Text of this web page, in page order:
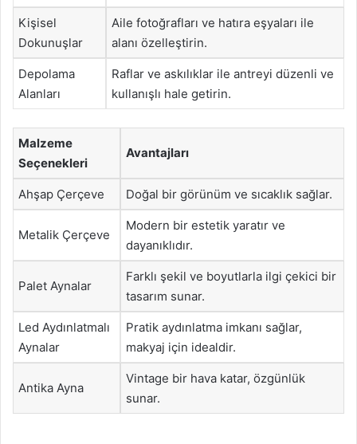
Kişisel
Dokunuşlar
Aile fotoğrafları ve hatıra eşyaları ile
alanı özelleştirin.
Depolama
Alanları
Raflar ve askılıklar ile antreyi düzenli ve
kullanışlı hale getirin.
Malzeme
Seçenekleri
Avantajları
Ahşap Çerçeve Doğal bir görünüm ve sıcaklık sağlar.
Metalik Çerçeve
Modern bir estetik yaratır ve
dayanıklıdır.
Palet Aynalar
Farklı şekil ve boyutlarla ilgi çekici bir
tasarım sunar.
Led Aydınlatmalı
Aynalar
Pratik aydınlatma imkanı sağlar,
makyaj için idealdir.
Antika Ayna
Vintage bir hava katar, özgünlük
sunar.